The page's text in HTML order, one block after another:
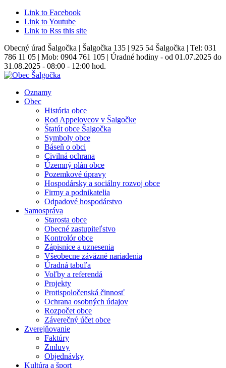
Link to Facebook
Link to Youtube
Link to Rss this site
Obecný úrad Šalgočka | Šalgočka 135 | 925 54 Šalgočka | Tel: 031
786 11 05 | Mob: 0904 761 105 | Úradné hodiny - od 01.07.2025 do
31.08.2025 - 08:00 - 12:00 hod.
Oznamy
Obec
História obce
Rod Appelovcov v Šalgočke
Štatút obce Šalgočka
Symboly obce
Báseň o obci
Civilná ochrana
Územný plán obce
Pozemkové úpravy
Hospodársky a sociálny rozvoj obce
Firmy a podnikatelia
Odpadové hospodárstvo
Samospráva
Starosta obce
Obecné zastupiteľstvo
Kontrolór obce
Zápisnice a uznesenia
Všeobecne záväzné nariadenia
Úradná tabuľa
Voľby a referendá
Projekty
Protispoločenská činnosť
Ochrana osobných údajov
Rozpočet obce
Záverečný účet obce
Zverejňovanie
Faktúry
Zmluvy
Objednávky
Kultúra a šport